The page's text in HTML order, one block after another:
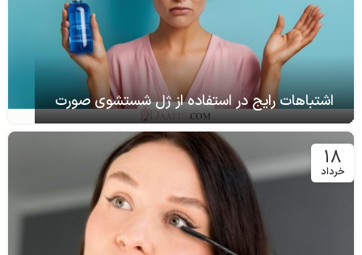
اشتباهات رایج در استفاده از ژل شستشوی صورت
18
خرداد